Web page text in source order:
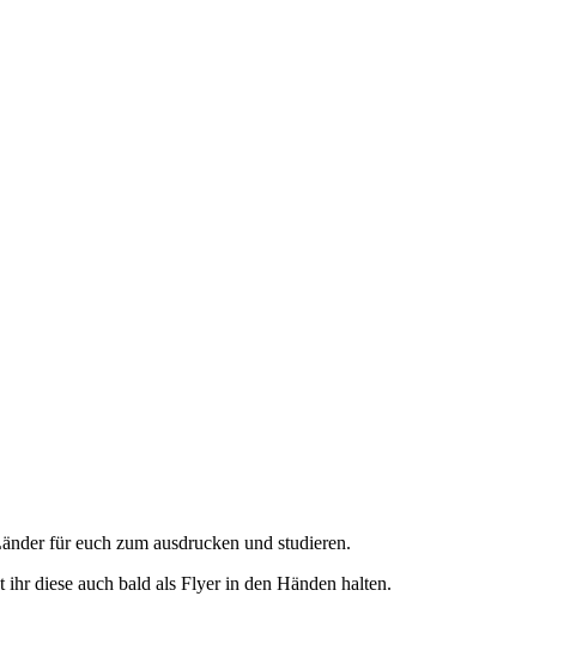
für euch zum ausdrucken und studieren.
diese auch bald als Flyer in den Händen halten.